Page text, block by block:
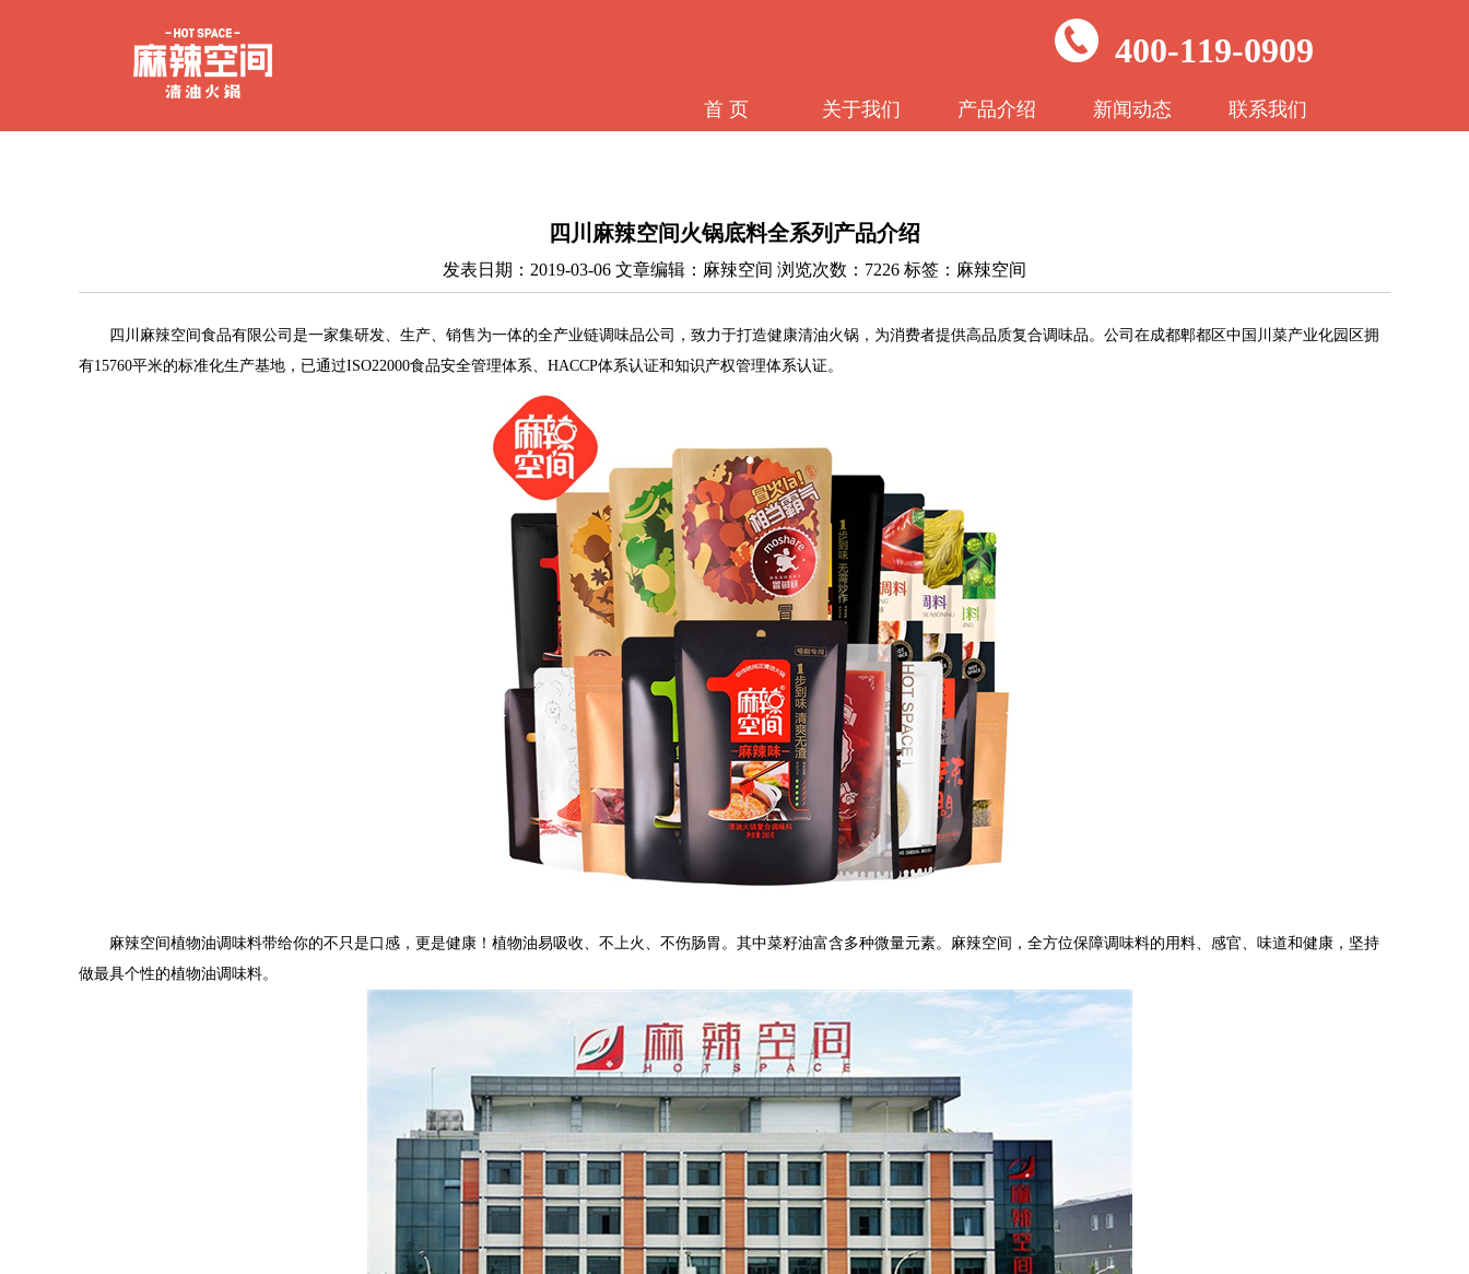
首 页 关于我们 产品介绍 新闻动态 联系我们
400-119-0909
四川麻辣空间火锅底料全系列产品介绍
发表日期：2019-03-06 文章编辑：麻辣空间 浏览次数：7226 标签：麻辣空间
四川麻辣空间食品有限公司是一家集研发、生产、销售为一体的全产业链调味品公司，致力于打造健康清油火锅，为消费者提供高品质复合调味品。公司在成都郫都区中国川菜产业化园区拥
有15760平米的标准化生产基地，已通过ISO22000食品安全管理体系、HACCP体系认证和知识产权管理体系认证。
麻辣空间植物油调味料带给你的不只是口感，更是健康！植物油易吸收、不上火、不伤肠胃。其中菜籽油富含多种微量元素。麻辣空间，全方位保障调味料的用料、感官、味道和健康，坚持
做最具个性的植物油调味料。